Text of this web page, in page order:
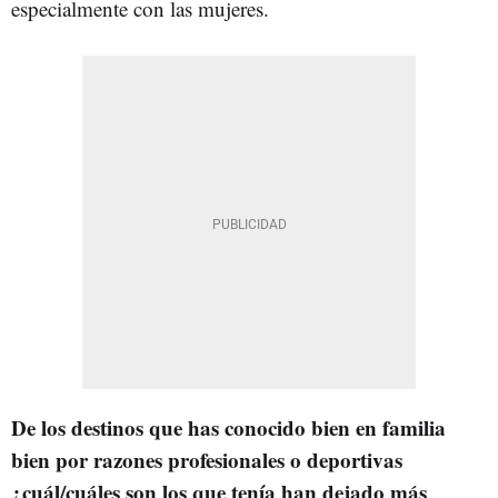
especialmente con las mujeres.
De los destinos que has conocido bien en familia
bien por razones profesionales o deportivas
¿cuál/cuáles son los que tenía han dejado más